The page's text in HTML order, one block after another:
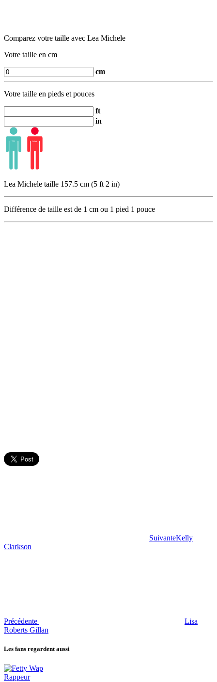
Comparez votre taille avec Lea Michele
Votre taille en cm
cm
Votre taille en pieds et pouces
ft
in
Lea Michele taille 157.5 cm (5 ft 2 in)
Différence de taille est de 1 cm ou 1 pied 1 pouce
SuivanteKelly
Clarkson
Précédente
Lisa
Roberts Gillan
Les fans regardent aussi
Rappeur